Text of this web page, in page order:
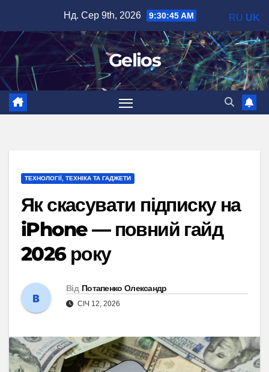
вмісту
Нд. Сер 9th, 2026 9:30:45 AM
Gelios
ТЕХНОЛОГІЇ, ТЕХНІКА ТА ГАДЖЕТИ
Як скасувати підписку на
iPhone — повний гайд
2026 року
Від Потапенко Олександр
СІЧ 12, 2026
RU UK